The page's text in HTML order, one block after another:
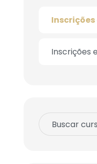
Inscrições